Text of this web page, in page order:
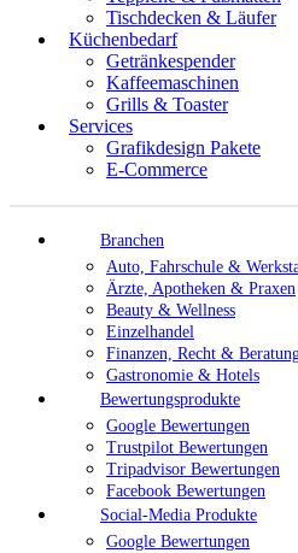
Tischdecken & Läufer
Küchenbedarf
Getränkespender
Kaffeemaschinen
Grills & Toaster
Services
Grafikdesign Pakete
E-Commerce
Branchen
Auto, Fahrschule &
Ärzte, Apotheken & Praxen
Beauty & Wellness
Einzelhandel
Finanzen, Recht &
Gastronomie & Hotels
Bewertungsprodukte
Google Bewertungen
Trustpilot Bewertungen
Tripadvisor Bewertungen
Facebook Bewertungen
Social-Media Produkte
Google Bewertungen